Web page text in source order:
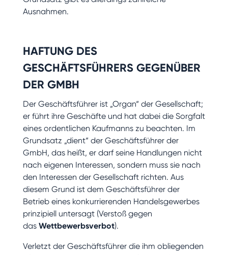
Ausnahmen.
HAFTUNG DES
GESCHÄFTSFÜHRERS GEGENÜBER
DER GMBH
Der Geschäftsführer ist „Organ“ der Gesellschaft;
er führt ihre Geschäfte und hat dabei die Sorgfalt
eines ordentlichen Kaufmanns zu beachten. Im
Grundsatz „dient“ der Geschäftsführer der
GmbH, das heißt, er darf seine Handlungen nicht
nach eigenen Interessen, sondern muss sie nach
den Interessen der Gesellschaft richten. Aus
diesem Grund ist dem Geschäftsführer der
Betrieb eines konkurrierenden Handelsgewerbes
prinzipiell untersagt (Verstoß gegen
das Wettbewerbsverbot).
Verletzt der Geschäftsführer die ihm obliegenden